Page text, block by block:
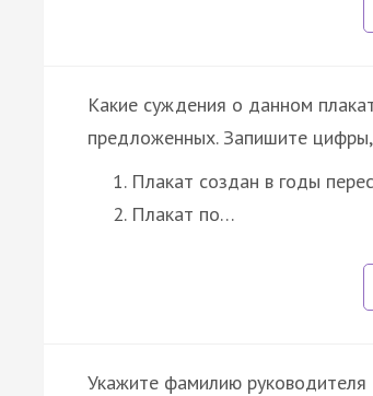
Какие суждения о данном
предложенных. Запишите
Плакат создан в годы
Плакат по…
Укажите фамилию